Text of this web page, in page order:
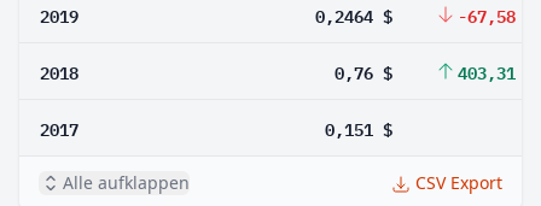
2019 0,2464 $ -67,58 %
2018 0,76 $ 403,31 %
2017 0,151 $
Alle aufklappen CSV Export